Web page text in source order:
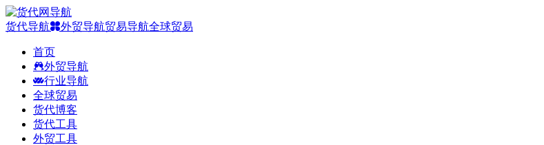
货代导航 外贸导航贸易导航全球贸易
首页
外贸导航
行业导航
全球贸易
货代博客
货代工具
外贸工具